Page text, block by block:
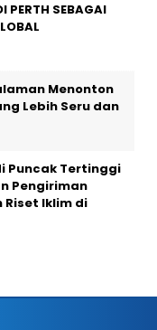
PERTH SEBAGAI
Menonton
Lebih Seru dan
Puncak Tertinggi
Pengiriman
Riset Iklim di